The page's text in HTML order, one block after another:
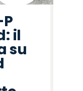
il
su